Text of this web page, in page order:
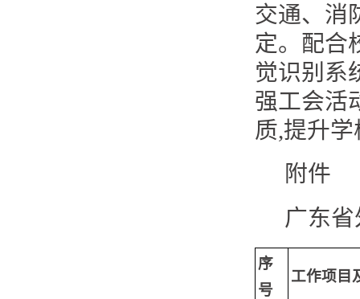
交通、消
定。配合
觉识别系
强工会活
质,提升
附件
广东
序
号
工作项目